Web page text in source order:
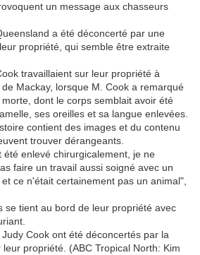
un message aux chasseurs
a été déconcerté par une
propriété, qui semble être extraite
travaillaient sur leur propriété à
Mackay, lorsque M. Cook a remarqué
dont le corps semblait avoir été
ses oreilles et sa langue enlevées.
contient des images et du contenu
trouver dérangeants.
été enlevé chirurgicalement, je ne
faire un travail aussi soigné avec un
ce n'était certainement pas un animal",
se tient au bord de leur propriété avec
Cook ont ​​été déconcertés par la
propriété. (ABC Tropical North: Kim